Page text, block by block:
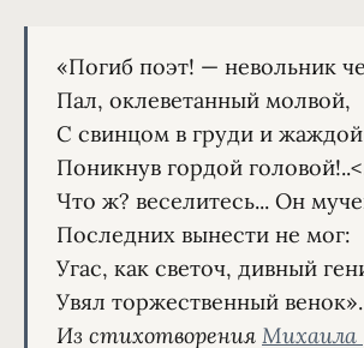
«Погиб поэт! — невольник
Пал, оклеветанный молвой,
С свинцом в груди и
Поникнув гордой
Что ж? веселитесь... Он
Последних вынести не мог:
Угас, как светоч, дивный
Из стихотворения Михаила